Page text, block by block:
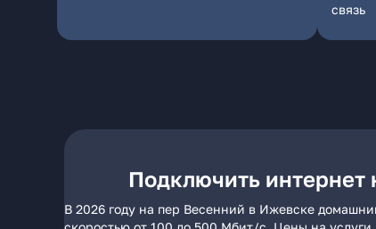
связь
Подключить
В 2026 году на пер Весенний в Ижевске